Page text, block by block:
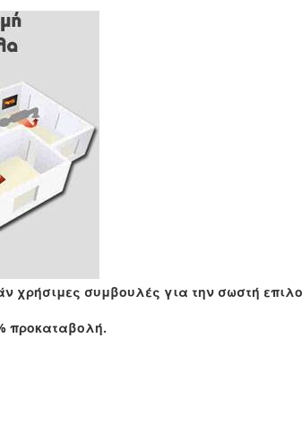
χρήσιμες συμβουλές για την σωστή
προκαταβολή.